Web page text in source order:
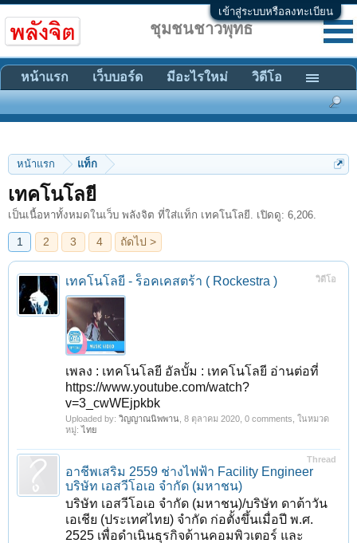
เข้าสู่ระบบหรือลงทะเบียน
หน้าแรก แท็ก
เทคโนโลยี
เป็นเนื้อหาทั้งหมดในเว็บ พลังจิต ที่ใส่แท็ก เทคโนโลยี. เปิดดู: 6,206.
1 2 3 4 ถัดไป >
วิดีโอ
เทคโนโลยี - ร็อคเคสตร้า ( Rockestra )
เพลง : เทคโนโลยี อัลบั้ม : เทคโนโลยี อ่านต่อที่
https://www.youtube.com/watch?
v=3_cwWEjpkbk
Uploaded by: วิญญาณนิพพาน 8 ตุลาคม 2020 , 0 comments, ในหมวด
หมู่:ไทย
Thread
อาชีพเสริม 2559 ช่างไฟฟ้า Facility Engineer
บริษัท เอสวีโอเอ จำกัด (มหาชน)
บริษัท เอสวีโอเอ จำกัด (มหาชน)/บริษัท ดาต้าวัน
เอเชีย (ประเทศไทย) จำกัด ก่อตั้งขึ้นเมื่อปี พ.ศ.
2525 เพื่อดำเนินธุรกิจด้านคอมพิวเตอร์ และ
ชุมชนชาวพุทธ
หน้าแรก เว็บบอร์ด มีอะไรใหม่ วิดีโอ